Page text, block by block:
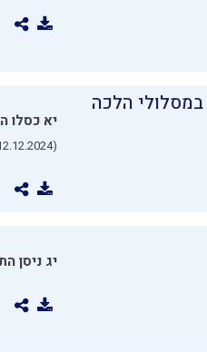
הלכה
יא כסלו
(12.12.2024)
יג ניסן